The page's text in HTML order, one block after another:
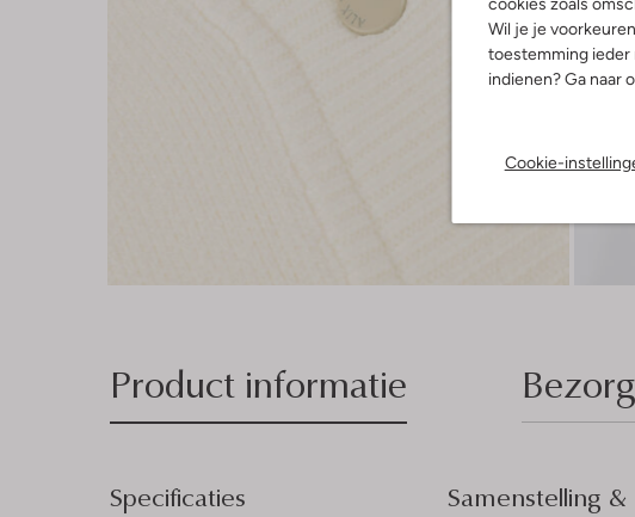
Wil je je
toestemming ieder
indienen? Ga naar
Cookie-
Product informatie
Specificaties Samenstelling &